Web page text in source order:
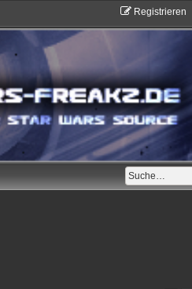
Registrieren